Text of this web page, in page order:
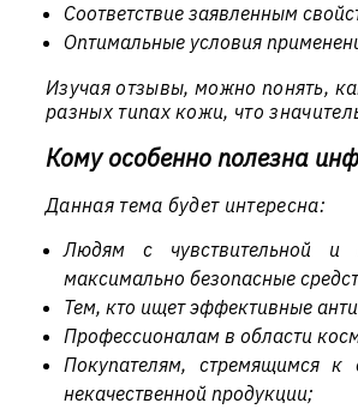
Соответствие заявленным
Оптимальные условия
Изучая отзывы, можно понять,
разных типах кожи, что
Кому особенно полезна
Данная тема будет интересна:
Людям с чувствительной и
максимально безопасные
Тем, кто ищет эффективные
Профессионалам в области
Покупателям, стремящимся
некачественной продукции;